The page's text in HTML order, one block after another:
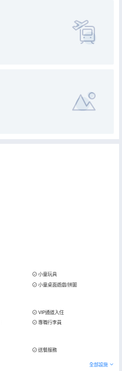
小童玩具
小童桌面遊戲/拼圖
VIP通道入住
專職行李員
送餐服務
全部設施